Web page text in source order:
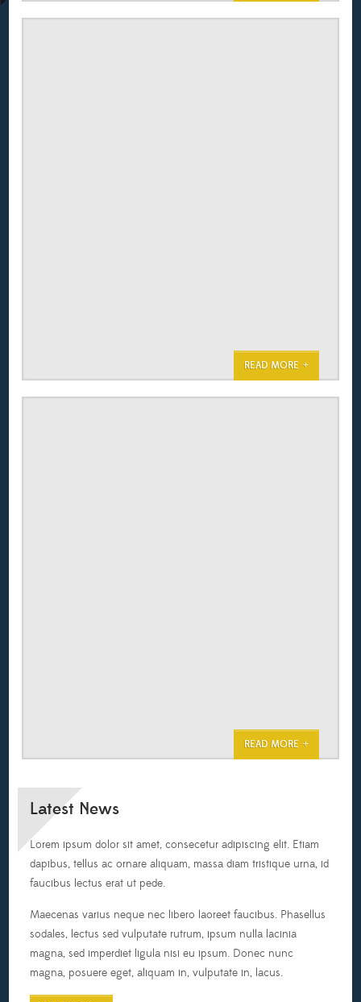
READ MORE
READ MORE
Latest News
Lorem ipsum dolor sit amet, consecetur adipiscing elit. Etiam
dapibus, tellus ac ornare aliquam, massa diam tristique urna, id
faucibus lectus erat ut pede.
Maecenas varius neque nec libero laoreet faucibus. Phasellus
sodales, lectus sed vulputate rutrum, ipsum nulla lacinia
magna, sed imperdiet ligula nisi eu ipsum. Donec nunc
magna, posuere eget, aliquam in, vulputate in, lacus.